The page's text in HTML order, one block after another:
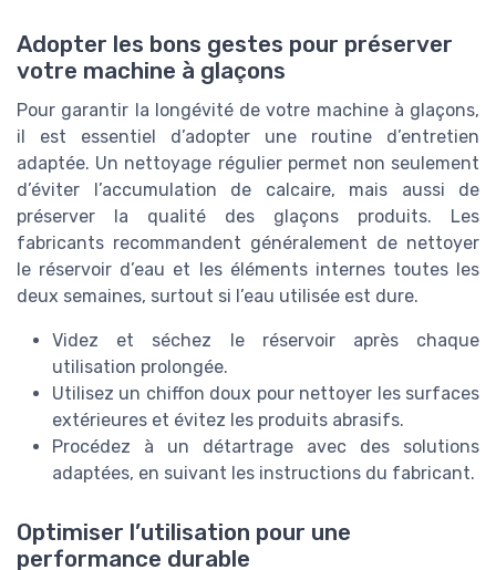
Adopter les bons gestes pour préserver
votre machine à glaçons
Pour garantir la longévité de votre machine à glaçons,
il est essentiel d’adopter une routine d’entretien
adaptée. Un nettoyage régulier permet non seulement
d’éviter l’accumulation de calcaire, mais aussi de
préserver la qualité des glaçons produits. Les
fabricants recommandent généralement de nettoyer
le réservoir d’eau et les éléments internes toutes les
deux semaines, surtout si l’eau utilisée est dure.
Videz et séchez le réservoir après chaque
utilisation prolongée.
Utilisez un chiffon doux pour nettoyer les surfaces
extérieures et évitez les produits abrasifs.
Procédez à un détartrage avec des solutions
adaptées, en suivant les instructions du fabricant.
Optimiser l’utilisation pour une
performance durable